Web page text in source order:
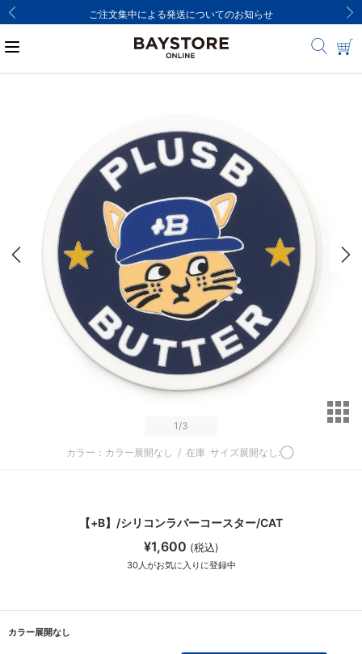
ご注文集中による発送についてのお知らせ
1/3
カラー：カラー展開なし / 在庫 サイズ展開なし:◯
【+B】/シリコンラバーコースター/CAT
¥1,600 (税込)
30人がお気に入りに登録中
カラー展開なし